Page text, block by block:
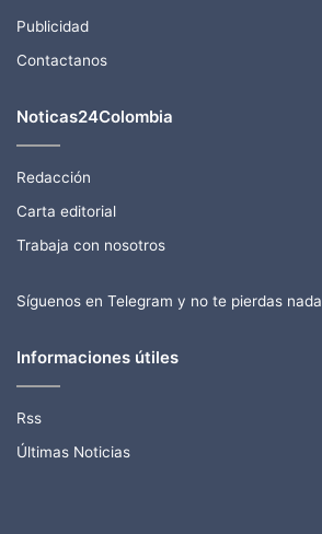
Publicidad
Contactanos
Noticas24Colombia
Redacción
Carta editorial
Trabaja con nosotros
Síguenos en Telegram y no te pierdas nada
Informaciones útiles
Rss
Últimas Noticias